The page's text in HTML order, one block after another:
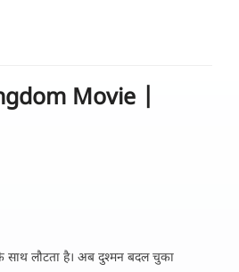
Movie |
साथ लौटता है। अब दुश्मन बदल चुका